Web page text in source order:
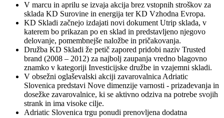
V marcu in aprilu se izvaja akcija brez vstopnih stroškov za
sklada KD Surovine in energija ter KD Vzhodna Evropa.
KD Skladi začnejo izdajati novi dokument Utrip sklada, v
katerem bo prikazan po en sklad in predstavljeno njegovo
delovanje, pomembnejše naložbe in pričakovanja.
Družba KD Skladi že petič zapored pridobi naziv Trusted
brand (2008 – 2012) za najbolj zaupanja vredno blagovno
znamko v kategoriji Investicijske družbe in vzajemni skladi.
V obsežni oglaševalski akciji zavarovalnica Adriatic
Slovenica predstavi Nove dimenzije varnosti - prizadevanja in
dosežke zavarovalnice, ki se aktivno odziva na potrebe svojih
strank in ima visoke cilje.
Adriatic Slovenica trgu ponudi prenovljena dodatna